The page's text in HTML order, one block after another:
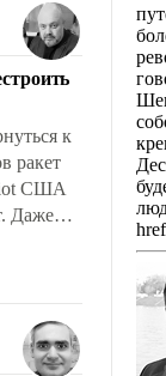
к
ракет
США
Даже
перед